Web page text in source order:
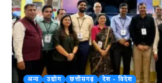
अन्य उद्योग छत्तीसगढ़ देश - विदेश